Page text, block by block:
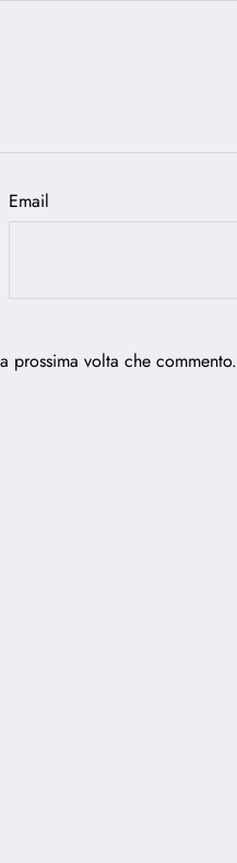
Email
prossima volta che commento.